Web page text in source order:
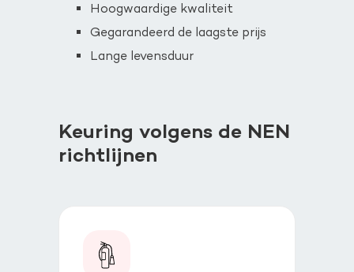
Hoogwaardige kwaliteit
Gegarandeerd de laagste prijs
Lange levensduur
Keuring volgens de NEN
richtlijnen